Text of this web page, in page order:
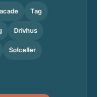
Tag
Drivhus
Solceller